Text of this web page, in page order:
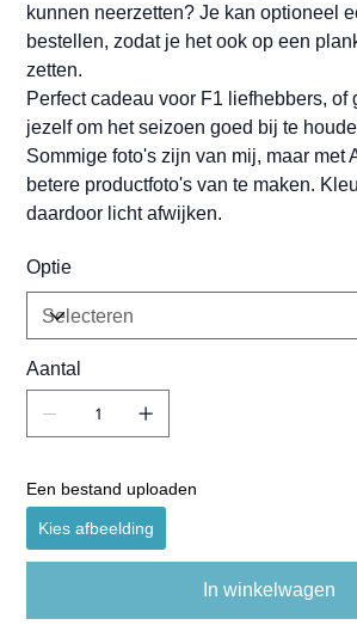
kunnen neerzetten? Je kan optioneel
bestellen, zodat je het ook op een
zetten.
Perfect cadeau voor F1 liefhebbers, of
jezelf om het seizoen goed bij te
Sommige foto's zijn van mij, maar met
betere productfoto's van te maken.
daardoor licht afwijken.
Optie
Aantal
Een bestand uploaden
Kies afbeelding
In winkelwagen